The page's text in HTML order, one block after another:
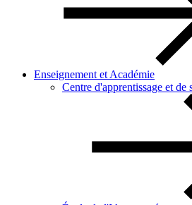
Enseignement et Académie
Centre d'apprentissage et de